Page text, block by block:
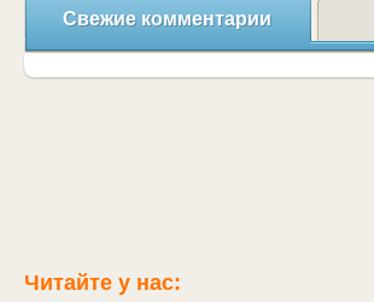
Свежие комментарии
Читайте у нас: